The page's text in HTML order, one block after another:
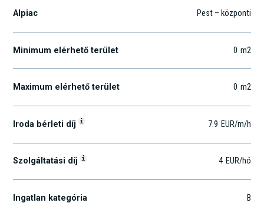
Alpiac Pest – központi
Minimum elérhető terület 0 m2
Maximum elérhető terület 0 m2
Iroda bérleti díj i 7.9 EUR/m/h
Szolgáltatási díj i 4 EUR/hó
Ingatlan kategória B